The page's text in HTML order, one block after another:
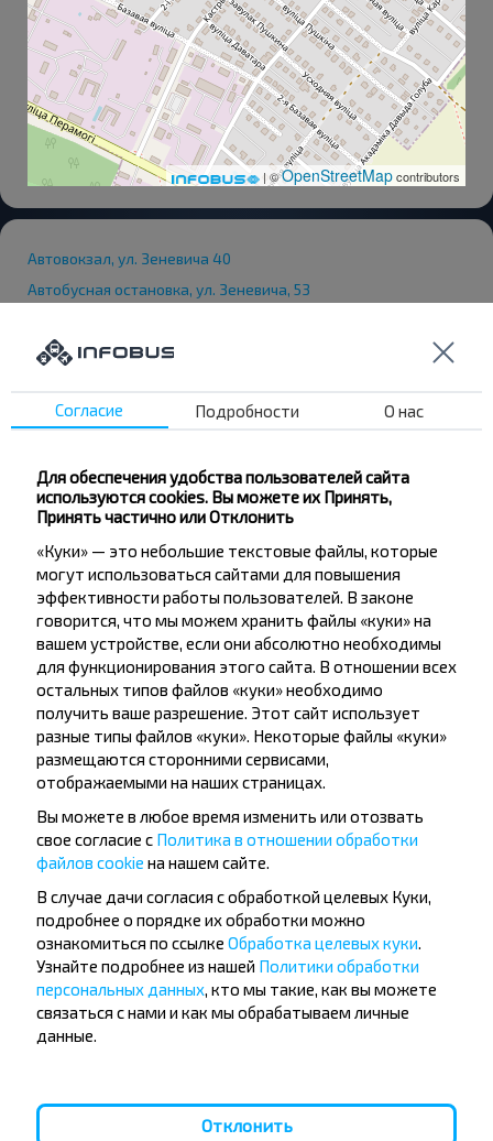
| ©OpenStreetMapcontributors
Автовокзал, ул. Зеневича 40
Автобусная остановка, ул. Зеневича, 53
Минская
Райбольница
Рынок
Пл. Свободы
Пушкина
О. Кошевого
Флегонтова
Кольцевая
Хотите
путешествовать
дешевле?
Не пропусти специальные акции, скидки и
другие интересные предложения INFOBUS.
Подпишись на получение новостей и
путешествуй с нами дешевле!
Согласие Подробности О нас
Для обеспечения удобства пользователей сайта
используются cookies. Вы можете их Принять,
Принять частично или Отклонить
«Куки» — это небольшие текстовые файлы, которые
могут использоваться сайтами для повышения
эффективности работы пользователей. В законе
говорится, что мы можем хранить файлы «куки» на
вашем устройстве, если они абсолютно необходимы
для функционирования этого сайта. В отношении всех
остальных типов файлов «куки» необходимо
получить ваше разрешение. Этот сайт использует
разные типы файлов «куки». Некоторые файлы «куки»
размещаются сторонними сервисами,
отображаемыми на наших страницах.
Вы можете в любое время изменить или отозвать
свое согласие с Политика в отношении обработки
файлов cookie на нашем сайте.
В случае дачи согласия с обработкой целевых Куки,
подробнее о порядке их обработки можно
ознакомиться по ссылке Обработка целевых куки.
Узнайте подробнее из нашей Политики обработки
персональных данных, кто мы такие, как вы можете
связаться с нами и как мы обрабатываем личные
данные.
Отклонить